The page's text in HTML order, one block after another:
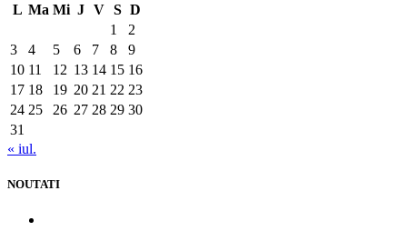
L Ma Mi J V S D
1
2
3
4 5 6 7 8
9
10 11 12 13 14 15 16
17 18 19 20 21 22 23
24 25 26 27 28 29 30
31
« iul.
NOUTATI